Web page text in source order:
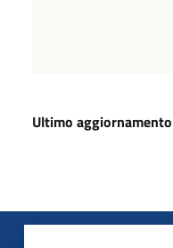
Ultimo aggiornamento